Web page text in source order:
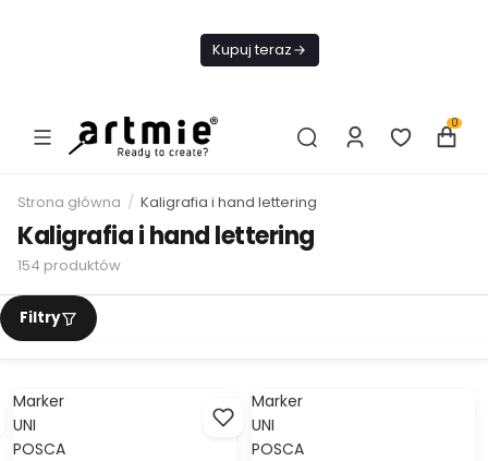
Kupuj teraz
0
Strona główna / Kaligrafia i hand lettering
Kaligrafia i hand lettering
154 produktów
Marker
UNI
POSCA
Marker
UNI
POSCA